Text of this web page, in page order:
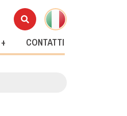
CONTATTI